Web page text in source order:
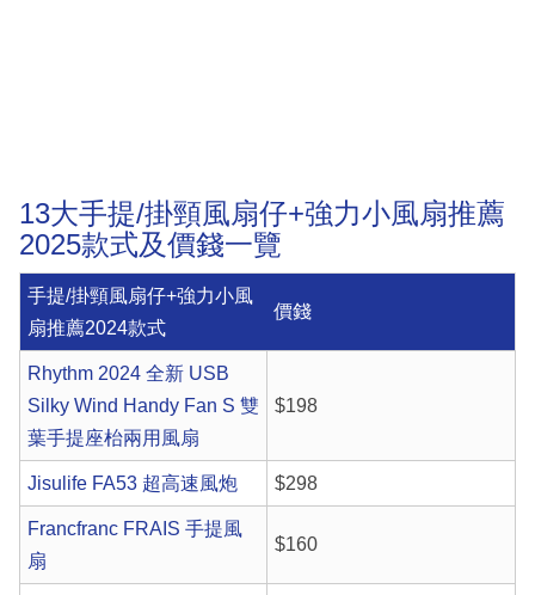
13大手提/掛頸風扇仔+強力小風扇推薦
2025款式及價錢一覽
手提/掛頸風扇仔+強力小風
扇推薦2024款式
價錢
Rhythm 2024 全新 USB
Silky Wind Handy Fan S 雙
葉手提座枱兩用風扇
$198
Jisulife FA53 超高速風炮 $298
Francfranc FRAIS 手提風
扇
$160